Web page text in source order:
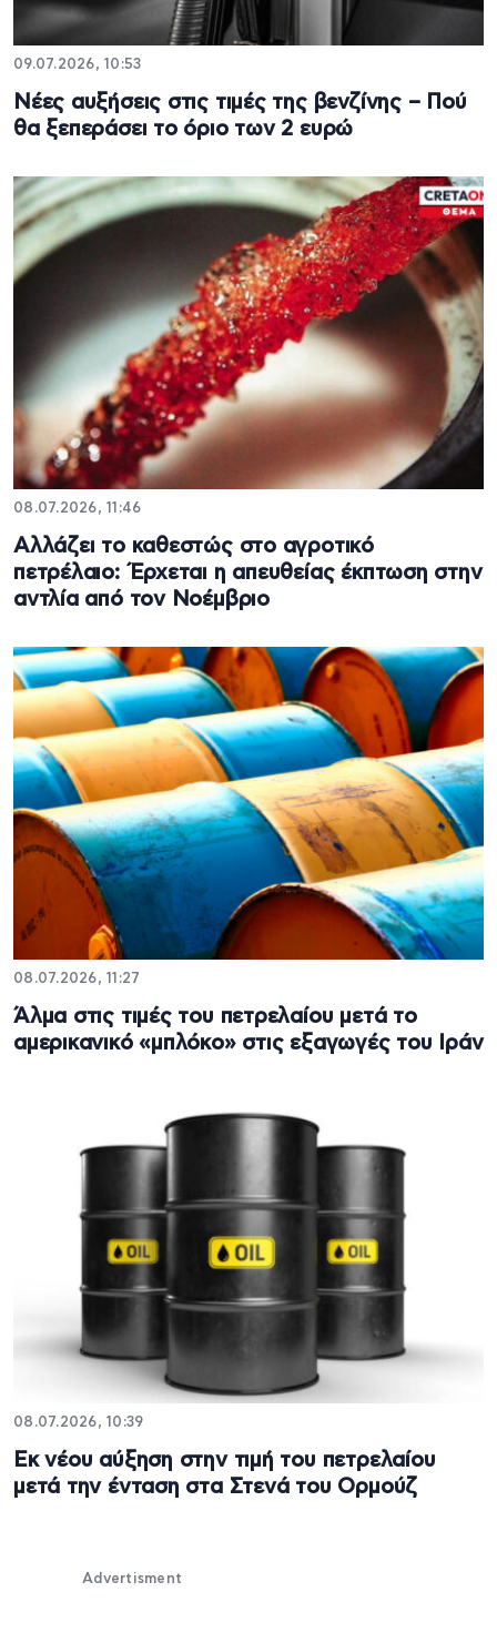
09.07.2026, 10:53
Νέες αυξήσεις στις τιμές της βενζίνης – Πού
θα ξεπεράσει το όριο των 2 ευρώ
08.07.2026, 11:46
Αλλάζει το καθεστώς στο αγροτικό
πετρέλαιο: Έρχεται η απευθείας έκπτωση στην
αντλία από τον Νοέμβριο
08.07.2026, 11:27
Άλμα στις τιμές του πετρελαίου μετά το
αμερικανικό «μπλόκο» στις εξαγωγές του Ιράν
08.07.2026, 10:39
Εκ νέου αύξηση στην τιμή του πετρελαίου
μετά την ένταση στα Στενά του Ορμούζ
Advertisment